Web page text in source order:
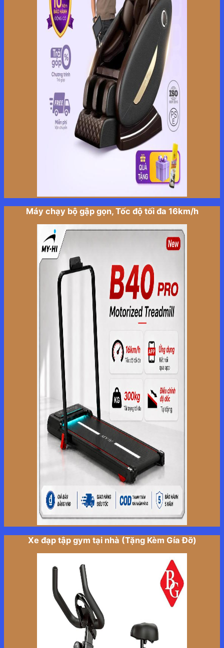
Máy chạy bộ gập gọn, Tốc độ tối đa 16km/h
Xe đạp tập gym tại nhà (Tặng Kèm Gía Đỡ)